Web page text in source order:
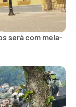
será com meia-